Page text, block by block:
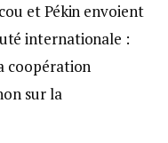
et Pékin envoient
internationale :
coopération
sur la